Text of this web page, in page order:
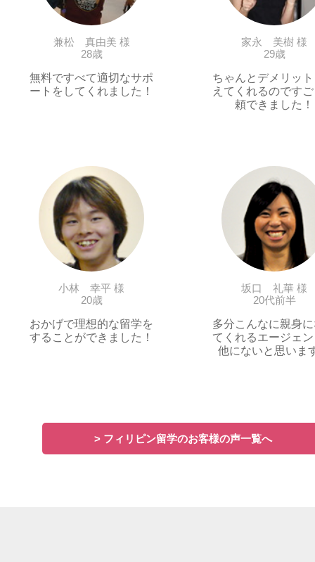
兼松 真由美 様
28歳
無料ですべて適切なサポ
ートをしてくれました！
家永 美樹 様
29歳
ちゃんとデメリッ
えてくれるのです
頼できました！
小林 幸平 様
20歳
おかげで理想的な留学を
することができました！
坂口 礼華 様
20代前半
多分こんなに親身
てくれるエージェ
他にないと思いま
> フィリピン留学のお客様の声一覧へ